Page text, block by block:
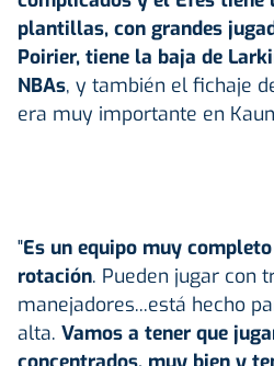
plantillas, con grandes
Poirier, tiene la baja de
NBAs, y también el fichaje
era muy importante en
"Es un equipo muy
rotación. Pueden jugar con
manejadores...está hecho
alta. Vamos a tener que